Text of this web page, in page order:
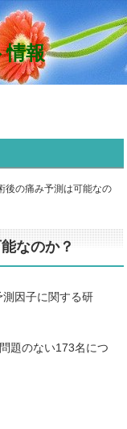
報
後の痛み予測は可能なの
なのか？
因子に関する研
題のない173名につ